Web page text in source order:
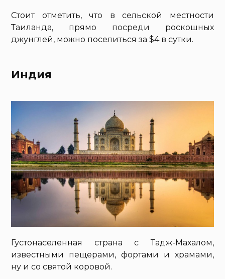
Стоит отметить, что в сельской местности
Таиланда, прямо посреди роскошных
джунглей, можно поселиться за $4 в сутки.
Индия
Густонаселенная страна с Тадж-Махалом,
известными пещерами, фортами и храмами,
ну и со святой коровой.